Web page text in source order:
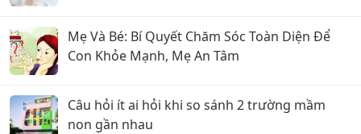
Mẹ Và Bé: Bí Quyết Chăm Sóc Toàn Diện Để
Con Khỏe Mạnh, Mẹ An Tâm
Câu hỏi ít ai hỏi khi so sánh 2 trường mầm
non gần nhau